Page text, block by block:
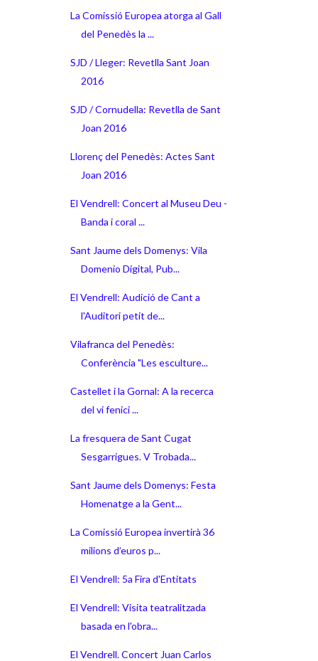
La Comissió Europea atorga al Gall
del Penedès la ...
SJD / Lleger: Revetlla Sant Joan
2016
SJD / Cornudella: Revetlla de Sant
Joan 2016
Llorenç del Penedès: Actes Sant
Joan 2016
El Vendrell: Concert al Museu Deu -
Banda i coral ...
Sant Jaume dels Domenys: Vila
Domenio Digital, Pub...
El Vendrell: Audició de Cant a
l'Auditori petit de...
Vilafranca del Penedès:
Conferència "Les esculture...
Castellet i la Gornal: A la recerca
del vi fenici ...
La fresquera de Sant Cugat
Sesgarrigues. V Trobada...
Sant Jaume dels Domenys: Festa
Homenatge a la Gent...
La Comissió Europea invertirà 36
milions d’euros p...
El Vendrell: 5a Fira d'Entitats
El Vendrell: Visita teatralitzada
basada en l'obra...
El Vendrell. Concert Juan Carlos